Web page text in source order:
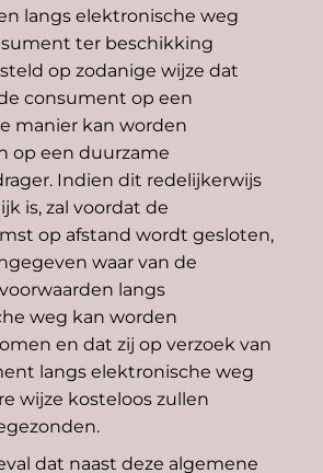
langs elektronische weg
ter beschikking
op zodanige wijze dat
consument op een
manier kan worden
op een duurzame
Indien dit redelijkerwijs
is, zal voordat de
op afstand wordt gesloten,
waar van de
langs
weg kan worden
en dat zij op verzoek van
langs elektronische weg
wijze kosteloos zullen
dat naast deze algemene